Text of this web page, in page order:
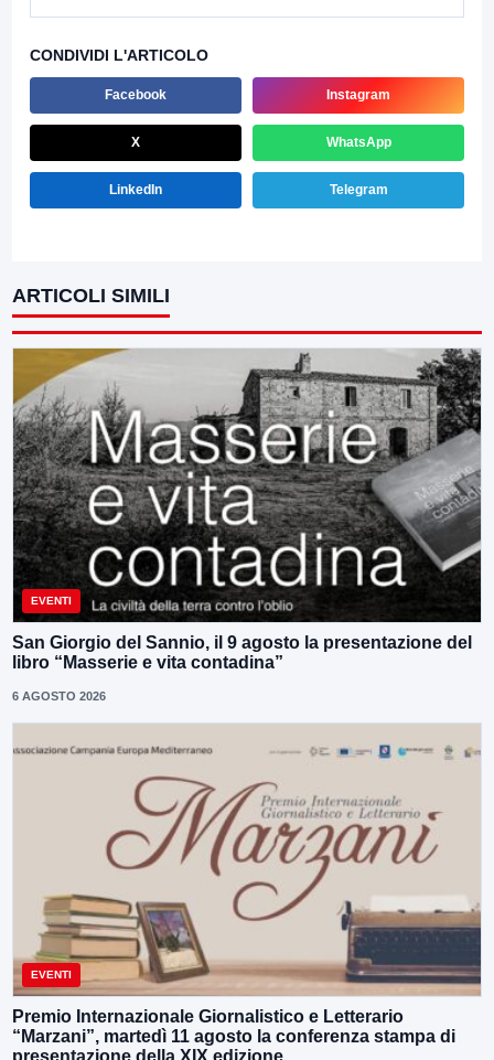
CONDIVIDI L'ARTICOLO
Facebook Instagram
X WhatsApp
LinkedIn Telegram
ARTICOLI SIMILI
EVENTI
San Giorgio del Sannio, il 9 agosto la presentazione del
libro “Masserie e vita contadina”
6 AGOSTO 2026
EVENTI
Premio Internazionale Giornalistico e Letterario
“Marzani”, martedì 11 agosto la conferenza stampa di
presentazione della XIX edizione